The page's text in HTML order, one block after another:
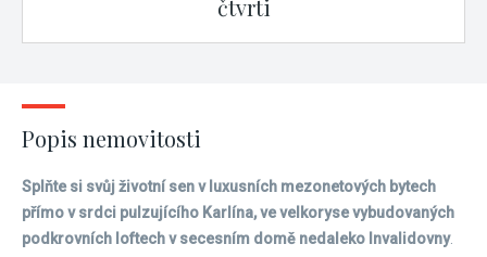
čtvrti
Popis nemovitosti
Splňte si svůj životní sen v luxusních mezonetových bytech
přímo v srdci pulzujícího Karlína, ve velkoryse vybudovaných
podkrovních loftech v secesním domě nedaleko Invalidovny.